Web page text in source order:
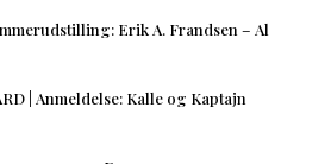
Erik A. Frandsen – Al
| Anmeldelse: Kalle og Kaptajn